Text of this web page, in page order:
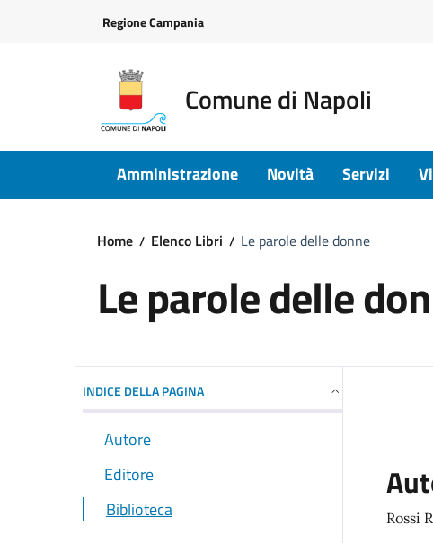
Regione Campania
Comune di Napoli
Amministrazione Novità Servizi
Home Elenco Libri Le parole delle donne
Le parole delle
INDICE DELLA PAGINA
Autore
Editore
Biblioteca
Rossi